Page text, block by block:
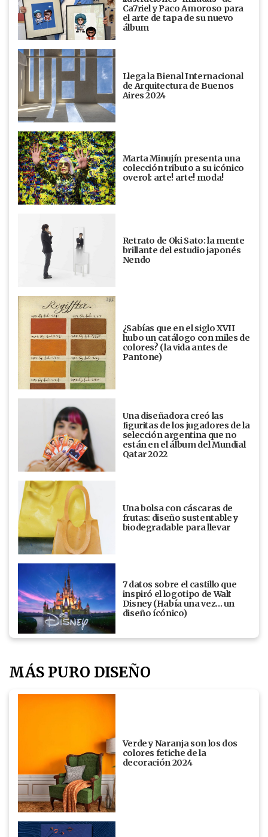
Ca7riel y Paco Amoroso para
el arte de tapa de su nuevo
álbum
Llega la Bienal Internacional
de Arquitectura de Buenos
Aires 2024
Marta Minujín presenta una
colección tributo a su icónico
overol: arte! arte! moda!
Retrato de Oki Sato: la mente
brillante del estudio japonés
Nendo
¿Sabías que en el siglo XVII
hubo un catálogo con miles de
colores? (la vida antes de
Pantone)
Una diseñadora creó las
figuritas de los jugadores de la
selección argentina que no
están en el álbum del Mundial
Qatar 2022
Una bolsa con cáscaras de
frutas: diseño sustentable y
biodegradable para llevar
7 datos sobre el castillo que
inspiró el logotipo de Walt
Disney (Había una vez... un
diseño ícónico)
MÁS PURO DISEÑO
Verde y Naranja son los dos
colores fetiche de la
decoración 2024